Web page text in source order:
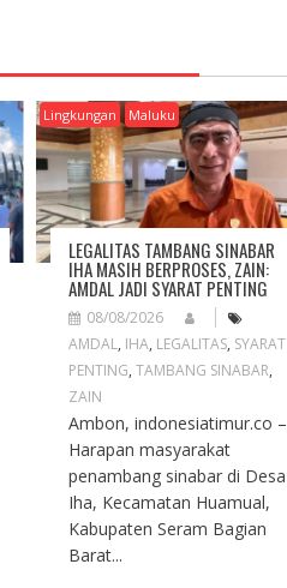
Lingkungan Maluku
LEGALITAS TAMBANG SINABAR
IHA MASIH BERPROSES, ZAIN:
AMDAL JADI SYARAT PENTING
08/08/2026
AMDAL, IHA, LEGALITAS, SYARAT
PENTING,TAMBANG SINABAR,
ZAIN
Ambon, indonesiatimur.co –
Harapan masyarakat
penambang sinabar di Desa
Iha, Kecamatan Huamual,
Kabupaten Seram Bagian
Barat...